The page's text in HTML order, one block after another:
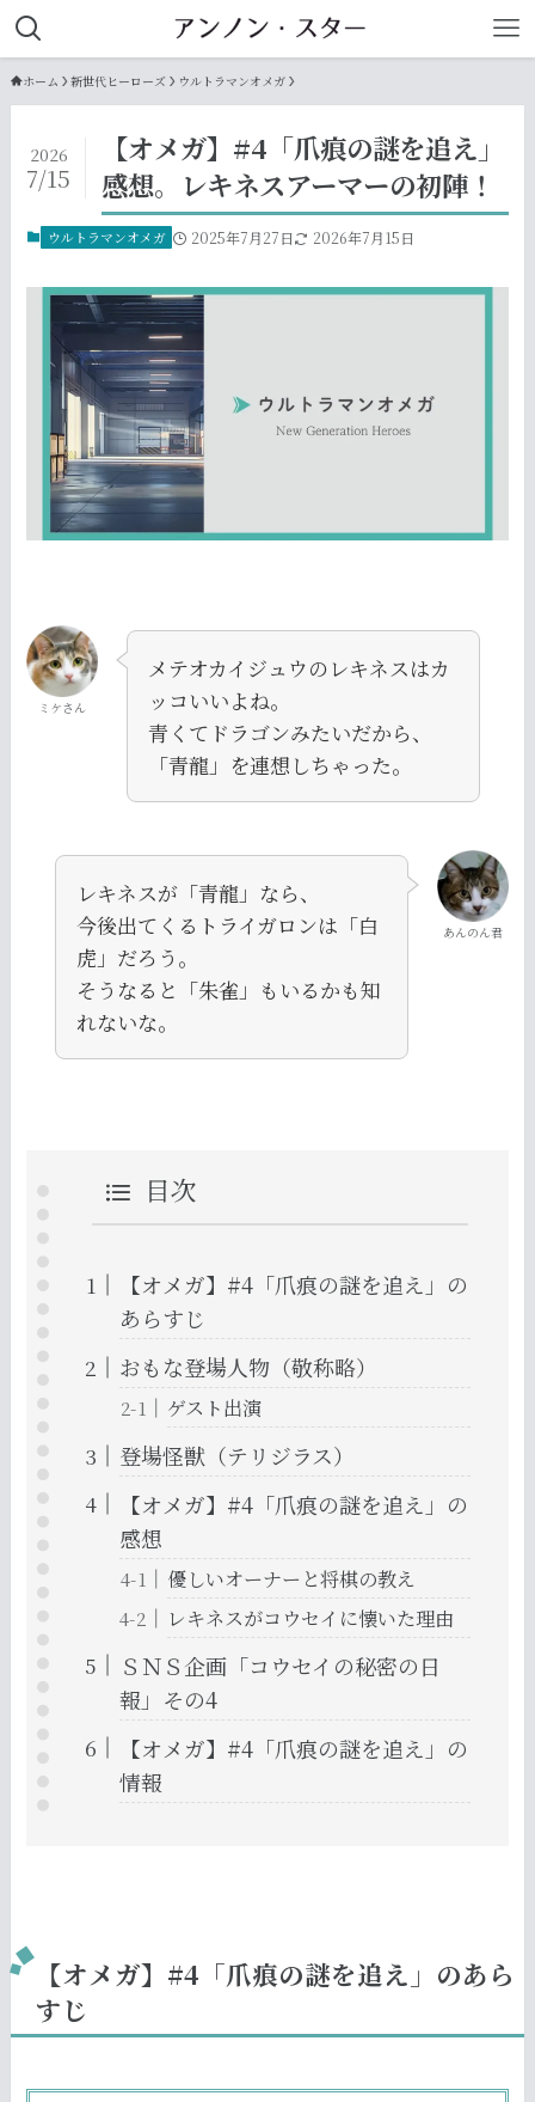
ホーム 新世代ヒーローズ ウルトラマンオメガ
【オメガ】#4「爪痕の謎を追え」
感想。レキネスアーマーの初陣！
2026
7/15
ウルトラマンオメガ 2025年7月27日 2026年7月15日
ミケさん
メテオカイジュウのレキネスはカ
ッコいいよね。
青くてドラゴンみたいだから、
「青龍」を連想しちゃった。
あんのん君
レキネスが「青龍」なら、
今後出てくるトライガロンは「白
虎」だろう。
そうなると「朱雀」もいるかも知
れないな。
目次
【オメガ】#4「爪痕の謎を追え」の
あらすじ
おもな登場人物（敬称略）
ゲスト出演
登場怪獣（テリジラス）
【オメガ】#4「爪痕の謎を追え」の
感想
優しいオーナーと将棋の教え
レキネスがコウセイに懐いた理由
ＳＮＳ企画「コウセイの秘密の日
報」その4
【オメガ】#4「爪痕の謎を追え」の
情報
【オメガ】#4「爪痕の謎を追え」のあら
すじ